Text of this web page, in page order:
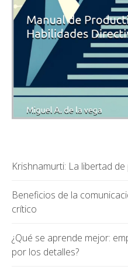
Krishnamurti: La libertad
Beneficios de la
crítico
¿Qué se aprende mejor:
por los detalles?